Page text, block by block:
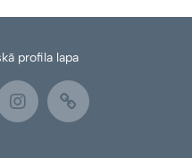
profila lapa